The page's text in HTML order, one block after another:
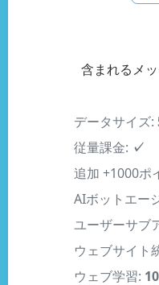
含まれるメ
従量課金:✓
追加 +1000ポ
AIボットエー
ユーザーサブ
ウェブサイト
ウェブ学習:10
ドキュメント